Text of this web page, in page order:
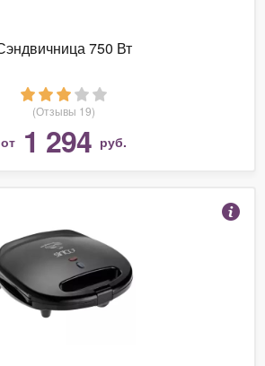
750 Вт
(Отзывы 19)
от 1 294 руб.